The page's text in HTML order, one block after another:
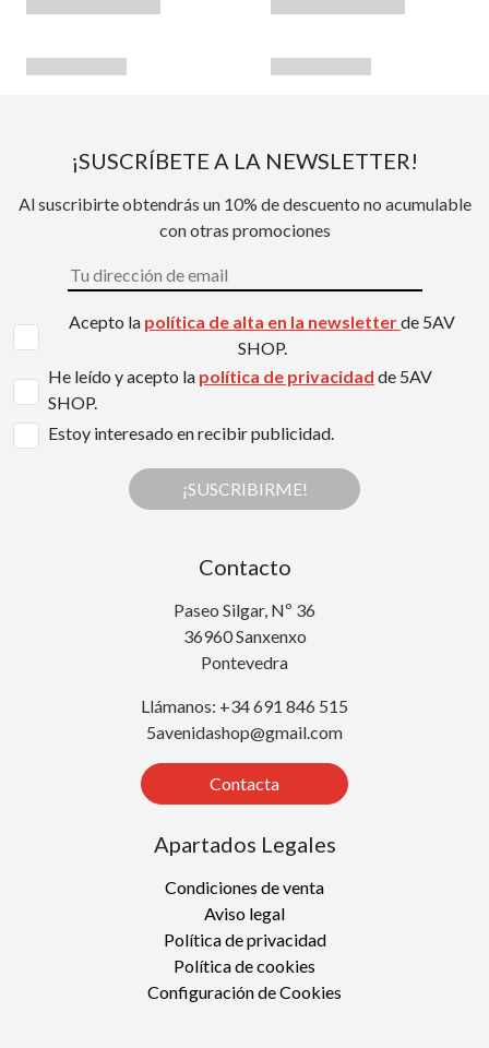
¡SUSCRÍBETE A LA NEWSLETTER!
Al suscribirte obtendrás un 10% de descuento no acumulable
con otras promociones
Acepto la política de alta en la newsletterde 5AV
SHOP.
He leído y acepto la política de privacidad de 5AV
SHOP.
Estoy interesado en recibir publicidad.
¡SUSCRIBIRME!
Contacto
Paseo Silgar, Nº 36
36960 Sanxenxo
Pontevedra
Llámanos: +34 691 846 515
5avenidashop@gmail.com
Contacta
Apartados Legales
Condiciones de venta
Aviso legal
Política de privacidad
Política de cookies
Configuración de Cookies